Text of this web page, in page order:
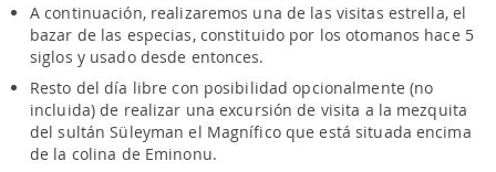
A continuación, realizaremos una de las visitas estrella, el
bazar de las especias, constituido por los otomanos hace 5
siglos y usado desde entonces.
Resto del día libre con posibilidad opcionalmente (no
incluida) de realizar una excursión de visita a la mezquita
del sultán Süleyman el Magnífico que está situada encima
de la colina de Eminonu.